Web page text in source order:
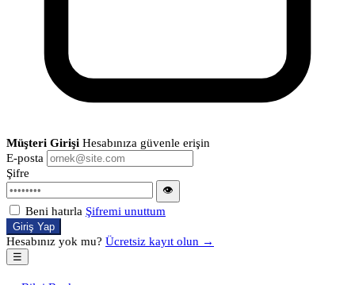
Müşteri Girişi Hesabınıza güvenle erişin
E-posta
Şifre
👁
Beni hatırla Şifremi unuttum
Giriş Yap
Hesabınız yok mu? Ücretsiz kayıt olun →
☰